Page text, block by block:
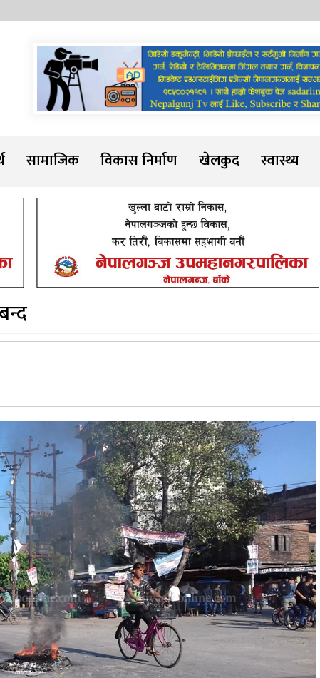
Sadarline
सामाजिक विकास निर्माण खेलकुद स्वास्थ्य